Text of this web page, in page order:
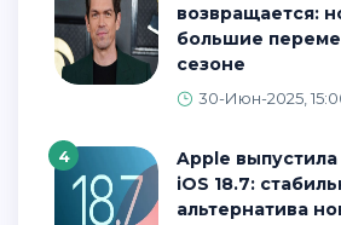
возвращается:
большие
сезоне
30-Июн-2025,
4
Apple выпустила обновление
iOS 18.7:
альтернатива